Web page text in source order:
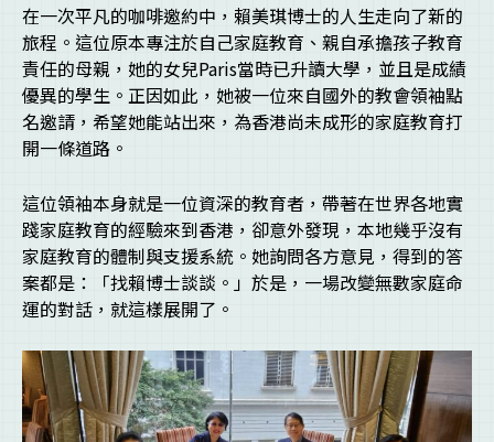
在一次平凡的咖啡邀約中，賴美琪博士的人生走向了新的
旅程。這位原本專注於自己家庭教育、親自承擔孩子教育
責任的母親，她的女兒Paris當時已升讀大學，並且是成績
優異的學生。正因如此，她被一位來自國外的教會領袖點
名邀請，希望她能站出來，為香港尚未成形的家庭教育打
開一條道路。
這位領袖本身就是一位資深的教育者，帶著在世界各地實
踐家庭教育的經驗來到香港，卻意外發現，本地幾乎沒有
家庭教育的體制與支援系統。她詢問各方意見，得到的答
案都是：「找賴博士談談。」於是，一場改變無數家庭命
運的對話，就這樣展開了。